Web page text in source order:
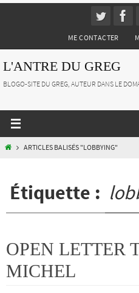
ME CONTACTER
L'ANTRE DU GREG
BLOGO-SITE DU GREG, AUTEUR DANS LE
HOMEARTICLES BALISÉS "LOBBYING"
Étiquette :
OPEN LETTER
MICHEL